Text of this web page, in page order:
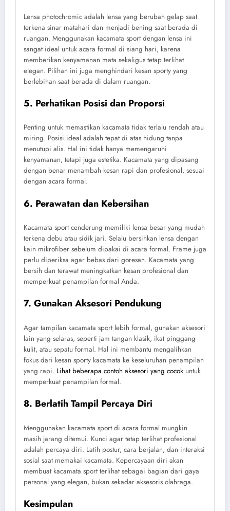
Lensa photochromic adalah lensa yang berubah gelap saat
terkena sinar matahari dan menjadi bening saat berada di
ruangan. Menggunakan kacamata sport dengan lensa ini
sangat ideal untuk acara formal di siang hari, karena
memberikan kenyamanan mata sekaligus tetap terlihat
elegan. Pilihan ini juga menghindari kesan sporty yang
berlebihan saat berada di dalam ruangan.
5. Perhatikan Posisi dan Proporsi
Penting untuk memastikan kacamata tidak terlalu rendah atau
miring. Posisi ideal adalah tepat di atas hidung tanpa
menutupi alis. Hal ini tidak hanya memengaruhi
kenyamanan, tetapi juga estetika. Kacamata yang dipasang
dengan benar menambah kesan rapi dan profesional, sesuai
dengan acara formal.
6. Perawatan dan Kebersihan
Kacamata sport cenderung memiliki lensa besar yang mudah
terkena debu atau sidik jari. Selalu bersihkan lensa dengan
kain mikrofiber sebelum dipakai di acara formal. Frame juga
perlu diperiksa agar bebas dari goresan. Kacamata yang
bersih dan terawat meningkatkan kesan profesional dan
memperkuat penampilan formal Anda.
7. Gunakan Aksesori Pendukung
Agar tampilan kacamata sport lebih formal, gunakan aksesori
lain yang selaras, seperti jam tangan klasik, ikat pinggang
kulit, atau sepatu formal. Hal ini membantu mengalihkan
fokus dari kesan sporty kacamata ke keseluruhan penampilan
yang rapi. Lihat beberapa contoh aksesori yang cocok untuk
memperkuat penampilan formal.
8. Berlatih Tampil Percaya Diri
Menggunakan kacamata sport di acara formal mungkin
masih jarang ditemui. Kunci agar tetap terlihat profesional
adalah percaya diri. Latih postur, cara berjalan, dan interaksi
sosial saat memakai kacamata. Kepercayaan diri akan
membuat kacamata sport terlihat sebagai bagian dari gaya
personal yang elegan, bukan sekadar aksesoris olahraga.
Kesimpulan